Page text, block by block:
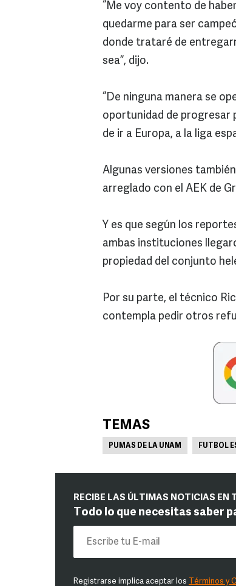
“Me voy contento de
quedarme para ser
donde trataré de
sea”, dijo.
“De ninguna manera se
oportunidad de progresar
de ir a Europa, a la liga
Algunas versiones
arreglado con el AEK de
Y es que según los
ambas instituciones
propiedad del conjunto
Por su parte, el técnico
contempla pedir otros
TEMAS
PUMAS DE LA UNAM FUTBOL
RECIBE LAS ÚLTIMAS NOTICIAS EN
Todo lo que necesitas saber
Registrarse implica aceptar los Términos y